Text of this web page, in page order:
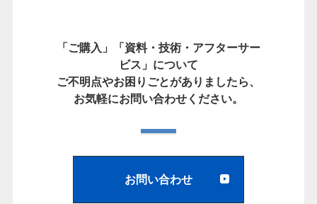
「ご購入」「資料・技術・アフターサー
ビス」について
ご不明点やお困りごとがありましたら、
お気軽にお問い合わせください。
お問い合わせ